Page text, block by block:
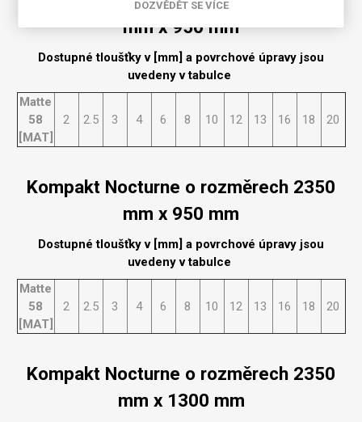
mm x 950 mm
Dostupné tloušťky v [mm] a povrchové úpravy jsou
uvedeny v tabulce
Matte
58
[MAT]
2 2.5 3 4 6 8 10 12 13 16 18 20
Kompakt Nocturne o rozměrech 2350
mm x 950 mm
Dostupné tloušťky v [mm] a povrchové úpravy jsou
uvedeny v tabulce
Matte
58
[MAT]
2 2.5 3 4 6 8 10 12 13 16 18 20
Kompakt Nocturne o rozměrech 2350
mm x 1300 mm
DOZVĚDĚT SE VÍCE